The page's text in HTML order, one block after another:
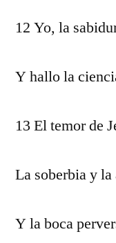
12 Yo, la
Y hallo la
13 El temor de
La soberbia y
Y la boca